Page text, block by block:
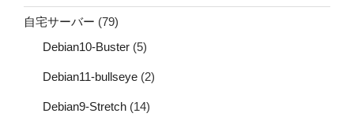
自宅サーバー (79)
Debian10-Buster (5)
Debian11-bullseye (2)
Debian9-Stretch (14)